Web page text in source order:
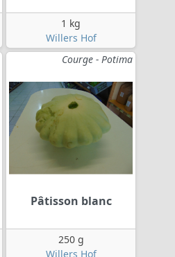
1 kg
Willers Hof
Courge - Potima
Pâtisson blanc
250 g
Willers Hof